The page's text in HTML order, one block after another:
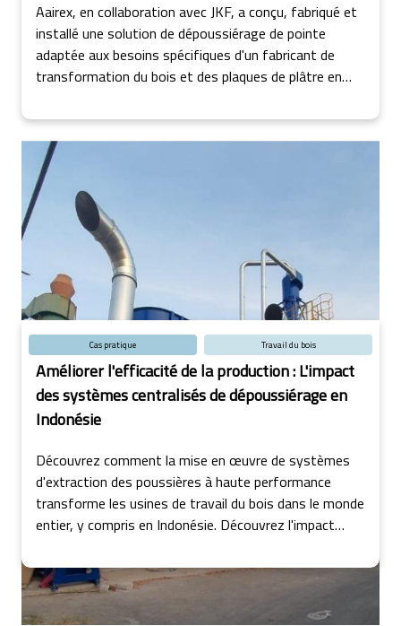
Aairex, en collaboration avec JKF, a conçu, fabriqué et
installé une solution de dépoussiérage de pointe
adaptée aux besoins spécifiques d'un fabricant de
transformation du bois et des plaques de plâtre en
Cas pratique Travail du bois
Améliorer l'efficacité de la production : L'impact
des systèmes centralisés de dépoussiérage en
Indonésie
Découvrez comment la mise en œuvre de systèmes
d'extraction des poussières à haute performance
transforme les usines de travail du bois dans le monde
entier, y compris en Indonésie. Découvrez l'impact
opérationnels et l'efficacité de la production dans
cette exploration perspicace.